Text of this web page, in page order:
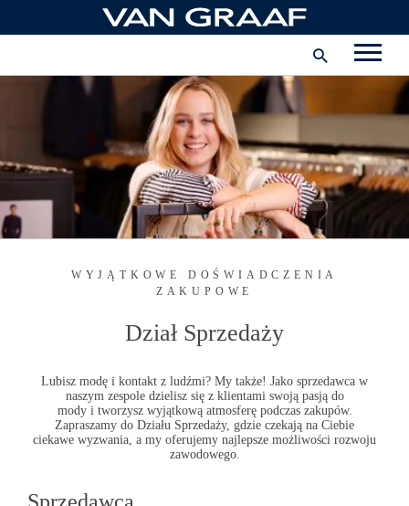
treści
Przedsiębiorstwo
Polska
LINKEDINGOLDENLINE
INSTAGRAM
FACEBOOK
WYJĄTKOWE DOŚWIADCZENIA
ZAKUPOWE
Dział Sprzedaży
Lubisz modę i kontakt z ludźmi? My także! Jako sprzedawca w
naszym zespole dzielisz się z klientami swoją pasją do
mody i tworzysz wyjątkową atmosferę podczas zakupów.
Zapraszamy do Działu Sprzedaży, gdzie czekają na Ciebie
ciekawe wyzwania, a my oferujemy najlepsze możliwości rozwoju
zawodowego.